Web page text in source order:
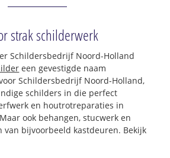
strak schilderwerk
Schildersbedrijf Noord-Holland
een gevestigde naam
Schildersbedrijf Noord-Holland,
schilders in die perfect
en houtrotreparaties in
ook behangen, stucwerk en
bijvoorbeeld kastdeuren. Bekijk